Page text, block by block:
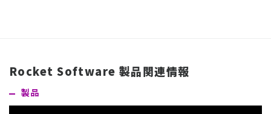
Rocket Software 製品関連情報
製品